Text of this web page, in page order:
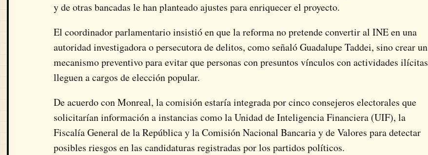
y de otras bancadas le han planteado ajustes para enriquecer el proyecto.
El coordinador parlamentario insistió en que la reforma no pretende convertir al INE en una
autoridad investigadora o persecutora de delitos, como señaló Guadalupe Taddei, sino crear un
mecanismo preventivo para evitar que personas con presuntos vínculos con actividades ilícitas
lleguen a cargos de elección popular.
De acuerdo con Monreal, la comisión estaría integrada por cinco consejeros electorales que
solicitarían información a instancias como la Unidad de Inteligencia Financiera (UIF), la
Fiscalía General de la República y la Comisión Nacional Bancaria y de Valores para detectar
posibles riesgos en las candidaturas registradas por los partidos políticos.